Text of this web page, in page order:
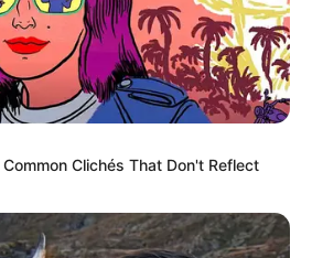
Clichés That Don't Reflect